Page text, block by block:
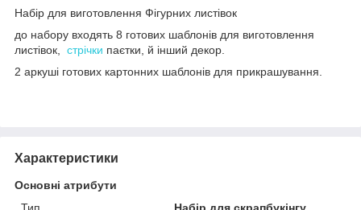
Набір для виготовлення Фігурних листівок
до набору входять 8 готових шаблонів для виготовлення
листівок, стрічки паєтки, й інший декор.
2 аркуші готових картонних шаблонів для прикрашування.
Характеристики
Основні атрибути
Тип
Набір для скрапбукінгу